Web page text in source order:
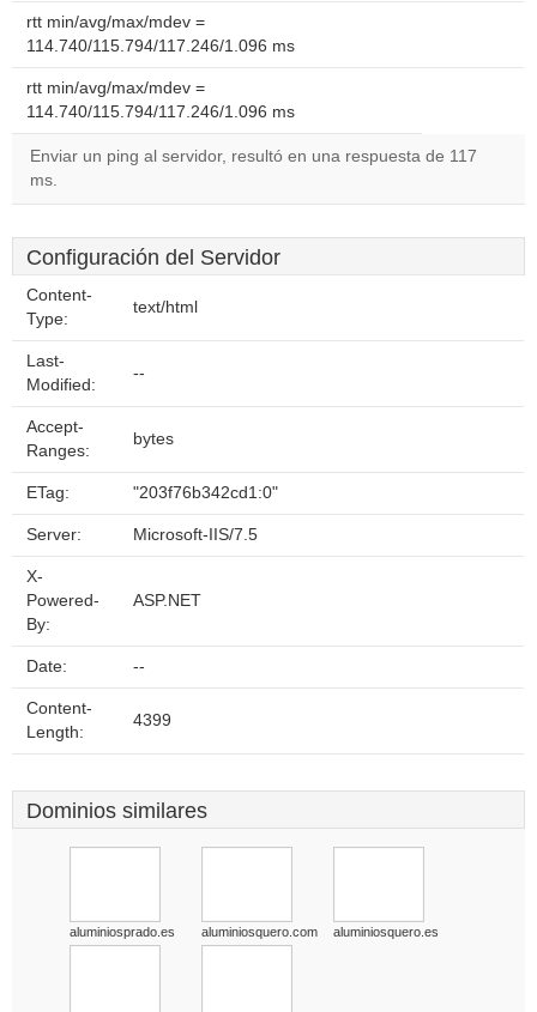
rtt min/avg/max/mdev =
114.740/115.794/117.246/1.096 ms
rtt min/avg/max/mdev =
114.740/115.794/117.246/1.096 ms
Enviar un ping al servidor, resultó en una respuesta de 117
ms.
Configuración del Servidor
Content-
Type:
text/html
Last-
Modified:
--
Accept-
Ranges:
bytes
ETag: "203f76b342cd1:0"
Server: Microsoft-IIS/7.5
X-
Powered-
By:
ASP.NET
Date: --
Content-
Length:
4399
Dominios similares
aluminiosprado.es aluminiosquero.com aluminiosquero.es